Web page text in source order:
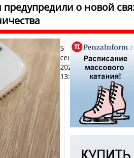
предупредили о новой
5
сентября
2025,
13:46